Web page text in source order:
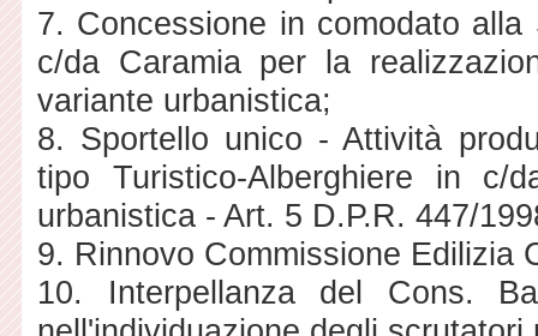
7. Concessione in comodato
c/da Caramia per la
variante urbanistica;
8. Sportello unico - Attività
tipo Turistico-Alberghiere in
urbanistica - Art. 5 D.P.R. 447/
9. Rinnovo Commissione Edilizia
10. Interpellanza del Cons.